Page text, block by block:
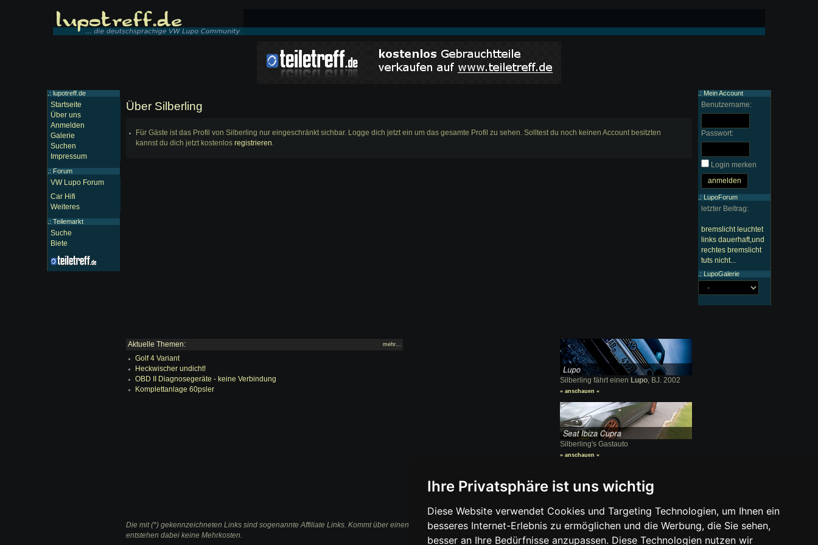
Ihre Privatsphäre ist uns wichtig
Diese Website verwendet Cookies und Targeting Technologien, um Ihnen ein
besseres Internet-Erlebnis zu ermöglichen und die Werbung, die Sie sehen,
besser an Ihre Bedürfnisse anzupassen. Diese Technologien nutzen wir
Über Silberling
Für Gäste ist das Profil von Silberling nur eingeschränkt sichbar. Logge dich jetzt ein um das gesamte Profil zu sehen. Solltest du noch keinen Account besitzten
kannst du dich jetzt kostenlos registrieren
Silberling fährt einen Lupo, BJ. 2002
» anschauen «
Silberling's Gastauto
» anschauen «
Beiträge:
Bedankungen erhalten:
Aktuelle Themen: mehr...
Golf 4 Variant
Heckwischer undicht!
OBD II Diagnosegeräte - keine Verbindung
Komplettanlage 60psler
.: lupotreff.de
Startseite
Über uns
Anmelden
Galerie
Suchen
Impressum
.: Forum
VW Lupo Forum
Car Hifi
Weiteres
.: Teilemarkt
Suche
Biete
.: Mein Account
Benutzername:
Passwort:
Login merken
.: LupoForum
letzter Beitrag:
bremslicht leuchtet
links dauerhaft,und
rechtes bremslicht
tuts nicht...
.: LupoGalerie
Die mit (*) gekennzeichneten Links sind sogenannte Affiliate Links. Kommt über einen solchen Link ein Einkauf zustande, werden wir mit einer Provision beteiligt. Für Dich
entstehen dabei keine Mehrkosten.